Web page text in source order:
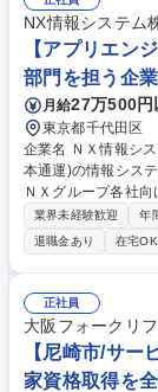
NX情報システム
【アプリエン
部門を担う企
月給27万500円
東京都千代田区
企業名 ＮＸ情報システム株式会社 求人名
本通運)の情報システム部門
ＮＸグループ各社
す。当社はＮＸグ
が近いです。(自社勤務
発：要件定義～リ
言っても、「利用
対応します。 ■日本
存システム公開時の
改修作業 ■ベンダーコントロール 募集職種
本通運)の情報シス
業界未経験歓迎 年
退職金あり
在宅OK
正社員
大阪フォークリ
【尼崎市/サー
家資格取得を